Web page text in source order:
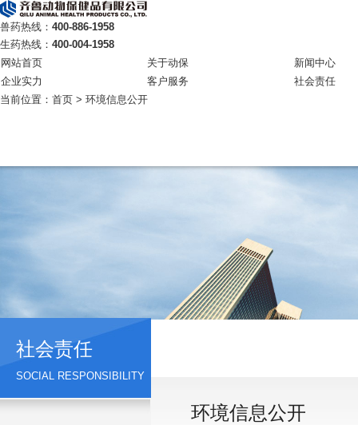
兽药热线： 400-886-1958
生药热线： 400-004-1958
网站首页
关于动保
新闻中心
企业实力
客户服务
社会责任
当前位置： 首页 > 环境信息公开
社会责任
SOCIAL RESPONSIBILITY
环境信息公开